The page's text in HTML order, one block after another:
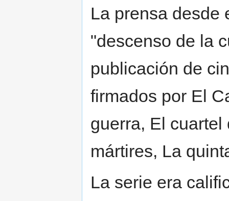
La prensa desde
"descenso de la
publicación de
firmados por El
guerra, El
mártires, La
La serie era